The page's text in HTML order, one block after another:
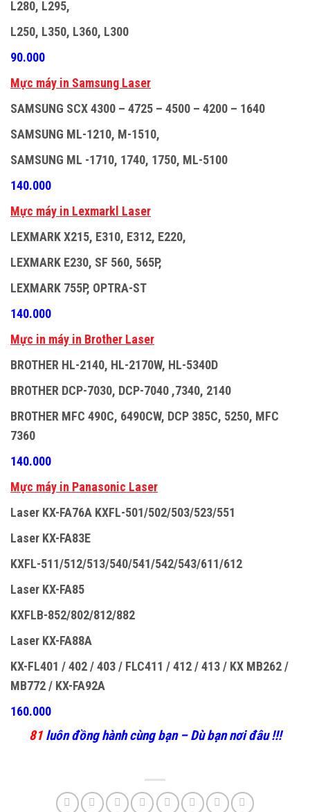
L280, L295,
L250, L350, L360, L300
90.000
Mực máy in Samsung Laser
SAMSUNG SCX 4300 – 4725 – 4500 – 4200 – 1640
SAMSUNG ML-1210, M-1510,
SAMSUNG ML -1710, 1740, 1750, ML-5100
140.000
Mực máy in Lexmarkl Laser
LEXMARK X215, E310, E312, E220,
LEXMARK E230, SF 560, 565P,
LEXMARK 755P, OPTRA-ST
140.000
Mực in máy in Brother Laser
BROTHER HL-2140, HL-2170W, HL-5340D
BROTHER DCP-7030, DCP-7040 ,7340, 2140
BROTHER MFC 490C, 6490CW, DCP 385C, 5250, MFC
7360
140.000
Mực máy in Panasonic Laser
Laser KX-FA76A KXFL-501/502/503/523/551
Laser KX-FA83E
KXFL-511/512/513/540/541/542/543/611/612
Laser KX-FA85
KXFLB-852/802/812/882
Laser KX-FA88A
KX-FL401 / 402 / 403 / FLC411 / 412 / 413 / KX MB262 /
MB772 / KX-FA92A
160.000
81luôn đồng hành cùng bạn – Dù bạn nơi đâu !!!